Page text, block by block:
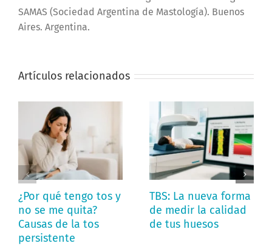
SAMAS (Sociedad Argentina de Mastología). Buenos
Aires. Argentina.
Artículos relacionados
¿Por qué tengo tos y
no se me quita?
Causas de la tos
persistente
TBS: La nueva forma
de medir la calidad
de tus huesos